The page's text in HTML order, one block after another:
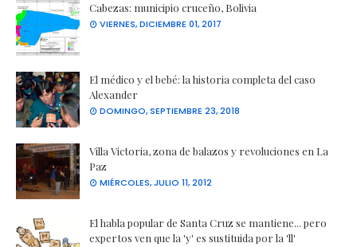
Cabezas: municipio cruceño, Bolivia
VIERNES, DICIEMBRE 01, 2017
El médico y el bebé: la historia completa del caso
Alexander
DOMINGO, SEPTIEMBRE 23, 2018
Villa Victoria, zona de balazos y revoluciones en La
Paz
MIÉRCOLES, JULIO 11, 2012
El habla popular de Santa Cruz se mantiene... pero
expertos ven que la 'y' es sustituida por la 'll'